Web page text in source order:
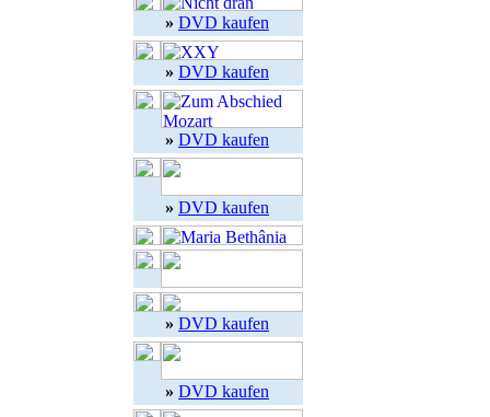
» DVD kaufen
» DVD kaufen
» DVD kaufen
» DVD kaufen
» DVD kaufen
» DVD kaufen